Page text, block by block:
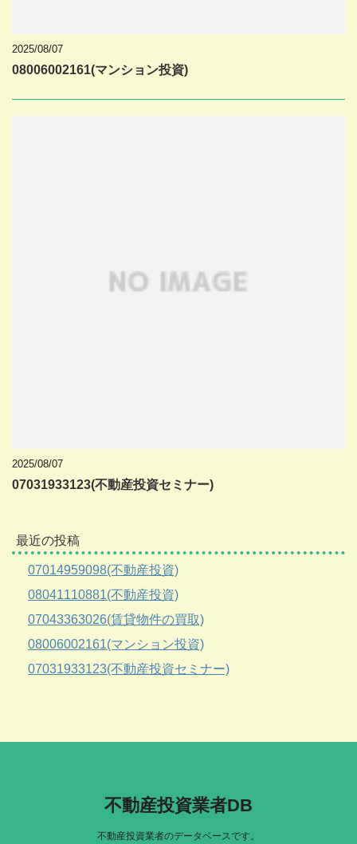
2025/08/07
08006002161(マンション投資)
2025/08/07
07031933123(不動産投資セミナー)
最近の投稿
07014959098(不動産投資)
08041110881(不動産投資)
07043363026(賃貸物件の買取)
08006002161(マンション投資)
07031933123(不動産投資セミナー)
不動産投資業者DB
不動産投資業者のデータベースです。